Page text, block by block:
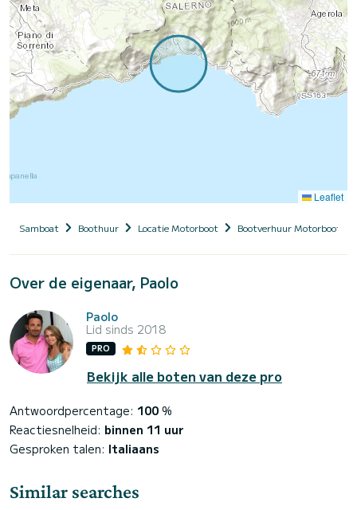
Leaflet
Samboat Boothuur Locatie Motorboot Bootverhuur Motorboot
Over de eigenaar, Paolo
Paolo
Lid sinds 2018
PRO
Bekijk alle boten van deze pro
Antwoordpercentage: 100 %
Reactiesnelheid: binnen 11 uur
Gesproken talen: Italiaans
Similar searches